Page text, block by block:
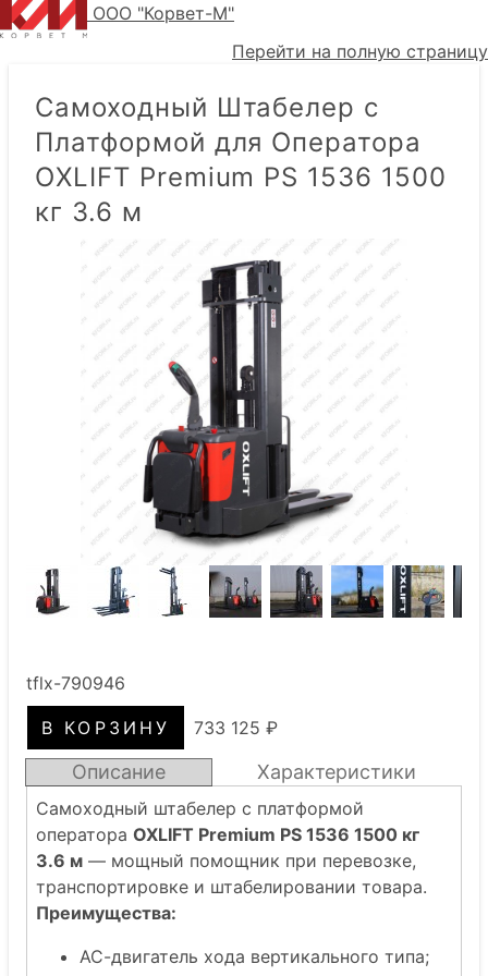
ООО "Корвет-М"
Перейти на полную страницу
Самоходный Штабелер с
Платформой для Оператора
OXLIFT Premium PS 1536 1500
кг 3.6 м
tflx-790946
733 125 ₽
Описание
Самоходный штабелер с платформой
оператора OXLIFT Premium PS 1536 1500 кг
3.6 м — мощный помощник при перевозке,
транспортировке и штабелировании товара.
Преимущества:
АС-двигатель хода вертикального типа;
Характеристики